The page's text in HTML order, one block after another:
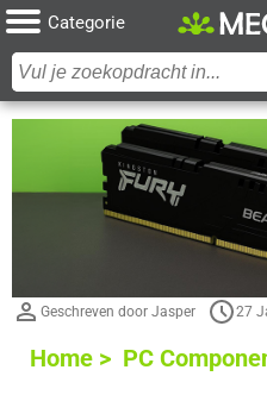
Categorie
Geschreven door Jasper 27
Home > PC